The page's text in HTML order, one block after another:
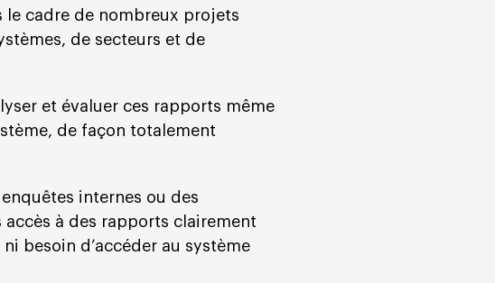
le cadre de nombreux projets
de secteurs et de
et évaluer ces rapports même
de façon totalement
internes ou des
à des rapports clairement
besoin d’accéder au système